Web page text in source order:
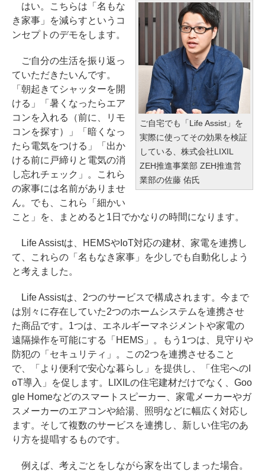
ご自宅でも「Life Assist」を
実際に使ってその効果を検証
している、株式会社LIXIL
ZEH推進事業部 ZEH推進営
業部の佐藤 佑氏
はい。こちらは「名もな
き家事」を減らすというコ
ンセプトのデモをします。
ご自分の生活を振り返っ
ていただきたいんです。
「朝起きてシャッターを開
ける」「暑くなったらエア
コンを入れる（前に、リモ
コンを探す）」「暗くなっ
たら電気をつける」「出か
ける前に戸締りと電気の消
し忘れチェック」。これら
の家事には名前がありませ
ん。でも、これら「細かい
こと」を、まとめると1日でかなりの時間になります。
Life Assistは、HEMSやIoT対応の建材、家電を連携し
て、これらの「名もなき家事」を少しでも自動化しよう
と考えました。
Life Assistは、2つのサービスで構成されます。今まで
は別々に存在していた2つのホームシステムを連携させ
た商品です。1つは、エネルギーマネジメントや家電の
遠隔操作を可能にする「HEMS」。もう1つは、見守りや
防犯の「セキュリティ」。この2つを連携させること
で、「より便利で安心な暮らし」を提供し、「住宅へのI
oT導入」を促します。LIXILの住宅建材だけでなく、Goo
gle Homeなどのスマートスピーカー、家電メーカーやガ
スメーカーのエアコンや給湯、照明などに幅広く対応し
ます。そして複数のサービスを連携し、新しい住宅のあ
り方を提唱するものです。
例えば、考えごとをしながら家を出てしまった場合。